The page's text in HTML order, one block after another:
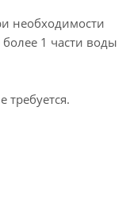
необходимости
1 части воды
требуется.